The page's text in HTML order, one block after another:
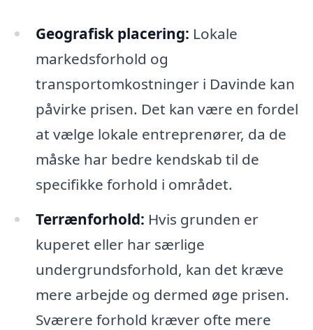
Geografisk placering: Lokale
markedsforhold og
transportomkostninger i Davinde kan
påvirke prisen. Det kan være en fordel
at vælge lokale entreprenører, da de
måske har bedre kendskab til de
specifikke forhold i området.
Terrænforhold: Hvis grunden er
kuperet eller har særlige
undergrundsforhold, kan det kræve
mere arbejde og dermed øge prisen.
Sværere forhold kræver ofte mere